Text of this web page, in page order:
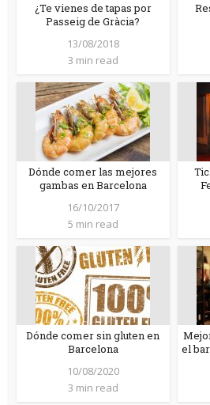
¿Te vienes de tapas por
Passeig de Gràcia?
13/08/2018
3 min read
Dónde comer las mejores
gambas en Barcelona
16/10/2017
5 min read
Dónde comer sin gluten en
Barcelona
10/08/2020
3 min read
el